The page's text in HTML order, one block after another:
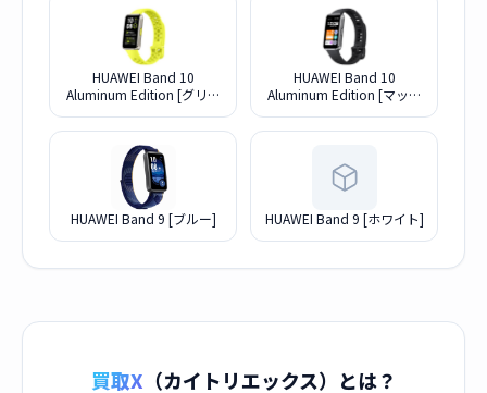
HUAWEI Band 10
Aluminum Edition [グリー
HUAWEI Band 10
Aluminum Edition [マット
HUAWEI Band 9 [ブルー] HUAWEI Band 9 [ホワイト]
買取X （カイトリエックス）とは？